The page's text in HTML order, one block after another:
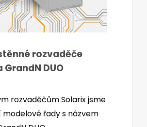
rozvaděče
GrandN DUO
rozvaděčům Solarix jsme
modelové řady s názvem